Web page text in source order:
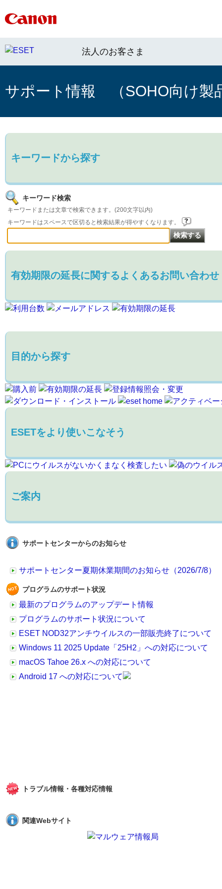
法人のお客さま
サポート情報 （SOHO向け製
キーワードから探す
キーワード検索
キーワードまたは文章で検索できます。(200文字以内)
キーワードはスペースで区切ると検索結果が得やすくなります。
有効期限の延長に関するよくあるお問い合わせ
目的から探す
ESETをより使いこなそう
ご案内
サポートセンターからのお知らせ
サポートセンター夏期休業期間のお知らせ（2026/7/8）
プログラムのサポート状況
最新のプログラムのアップデート情報
プログラムのサポート状況について
ESET NOD32アンチウイルスの一部販売終了について
Windows 11 2025 Update「25H2」への対応について
macOS Tahoe 26.x への対応について
Android 17 への対応について
トラブル情報・各種対応情報
関連Webサイト